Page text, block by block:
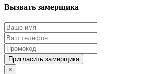
Вызвать замерщика
Пригласить замерщика
×